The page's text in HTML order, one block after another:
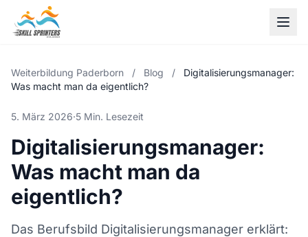
Weiterbildung Paderborn / Blog /
Digitalisierungsmanager:
Was macht man da eigentlich?
5. März 2026·5 Min. Lesezeit
Digitalisierungsmanager:
Was macht man da
eigentlich?
Das Berufsbild Digitalisierungsmanager erklärt: